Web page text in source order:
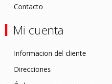
Contacto
Mi cuenta
Informacion del cliente
Direcciones